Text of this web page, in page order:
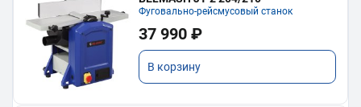
Фуговально-рейсмусовый станок
37 990 ₽
В корзину